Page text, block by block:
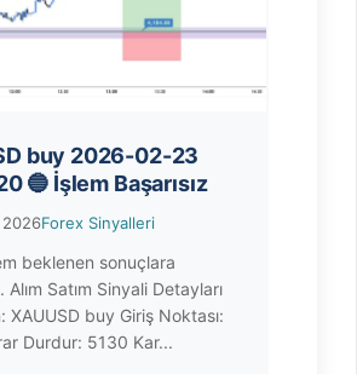
buy 2026-02-23
🔵 İşlem Başarısız
Forex Sinyalleri
beklenen sonuçlara
Alım Satım Sinyali Detayları
XAUUSD buy Giriş Noktası:
Durdur: 5130 Kar...